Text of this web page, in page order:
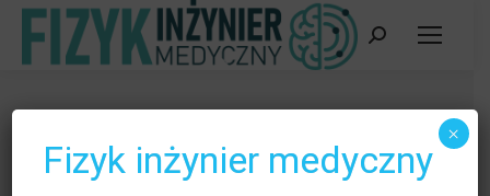
Szukaj:
Jesteś tutaj:
Strona główna 2014 kwiecień 29
Fizyk inżynier medyczny
×